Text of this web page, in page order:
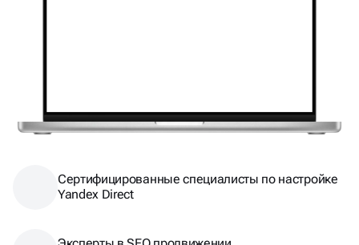
Сертифицированные специалисты по настройке
Yandex Direct